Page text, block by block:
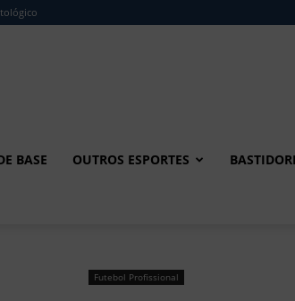
BASE OUTROS ESPORTES
Futebol Profissional